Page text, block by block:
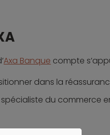
Axa Banque compte
dans la
du commerce